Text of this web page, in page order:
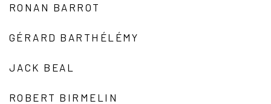
RONAN BARROT
GÉRARD BARTHÉLÉMY
JACK BEAL
ROBERT BIRMELIN